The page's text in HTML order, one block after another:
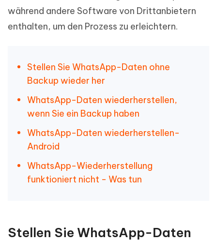
während andere Software von Drittanbietern
enthalten, um den Prozess zu erleichtern.
Stellen Sie WhatsApp-Daten ohne
Backup wieder her
WhatsApp-Daten wiederherstellen,
wenn Sie ein Backup haben
WhatsApp-Daten wiederherstellen-
Android
WhatsApp-Wiederherstellung
funktioniert nicht - Was tun
Stellen Sie WhatsApp-Daten